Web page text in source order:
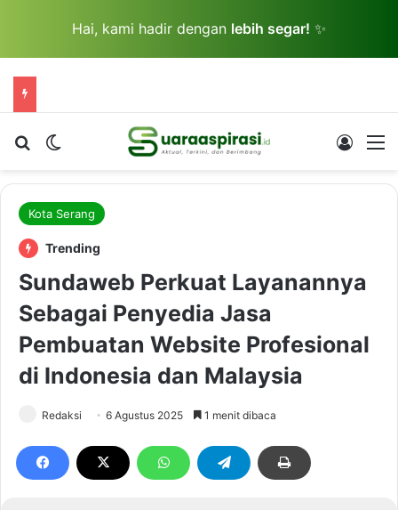
Hai, kami hadir dengan lebih segar! ✨
Cari berita...Switch skin Log In
Kota Serang
Trending
Sundaweb Perkuat Layanannya
Sebagai Penyedia Jasa
Pembuatan Website Profesional
di Indonesia dan Malaysia
Redaksi 6 Agustus 2025 1 menit dibaca